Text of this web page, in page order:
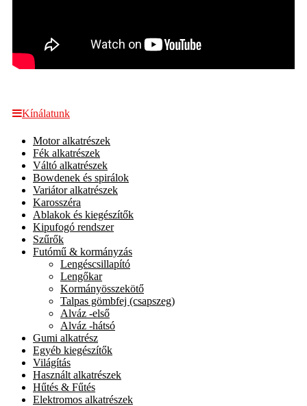
Kínálatunk
Motor alkatrészek
Fék alkatrészek
Váltó alkatrészek
Bowdenek és spirálok
Variátor alkatrészek
Karosszéra
Ablakok és kiegészítők
Kipufogó rendszer
Szűrők
Futómű & kormányzás
Lengéscsillapító
Lengőkar
Kormányösszekötő
Talpas gömbfej (csapszeg)
Alváz -első
Alváz -hátsó
Gumi alkatrész
Egyéb kiegészítők
Világítás
Használt alkatrészek
Hűtés & Fűtés
Elektromos alkatrészek